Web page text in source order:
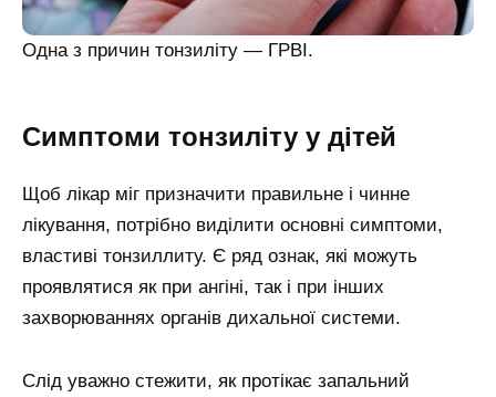
Одна з причин тонзиліту — ГРВІ.
Симптоми тонзиліту у дітей
Щоб лікар міг призначити правильне і чинне
лікування, потрібно виділити основні симптоми,
властиві тонзиллиту. Є ряд ознак, які можуть
проявлятися як при ангіні, так і при інших
захворюваннях органів дихальної системи.
Слід уважно стежити, як протікає запальний